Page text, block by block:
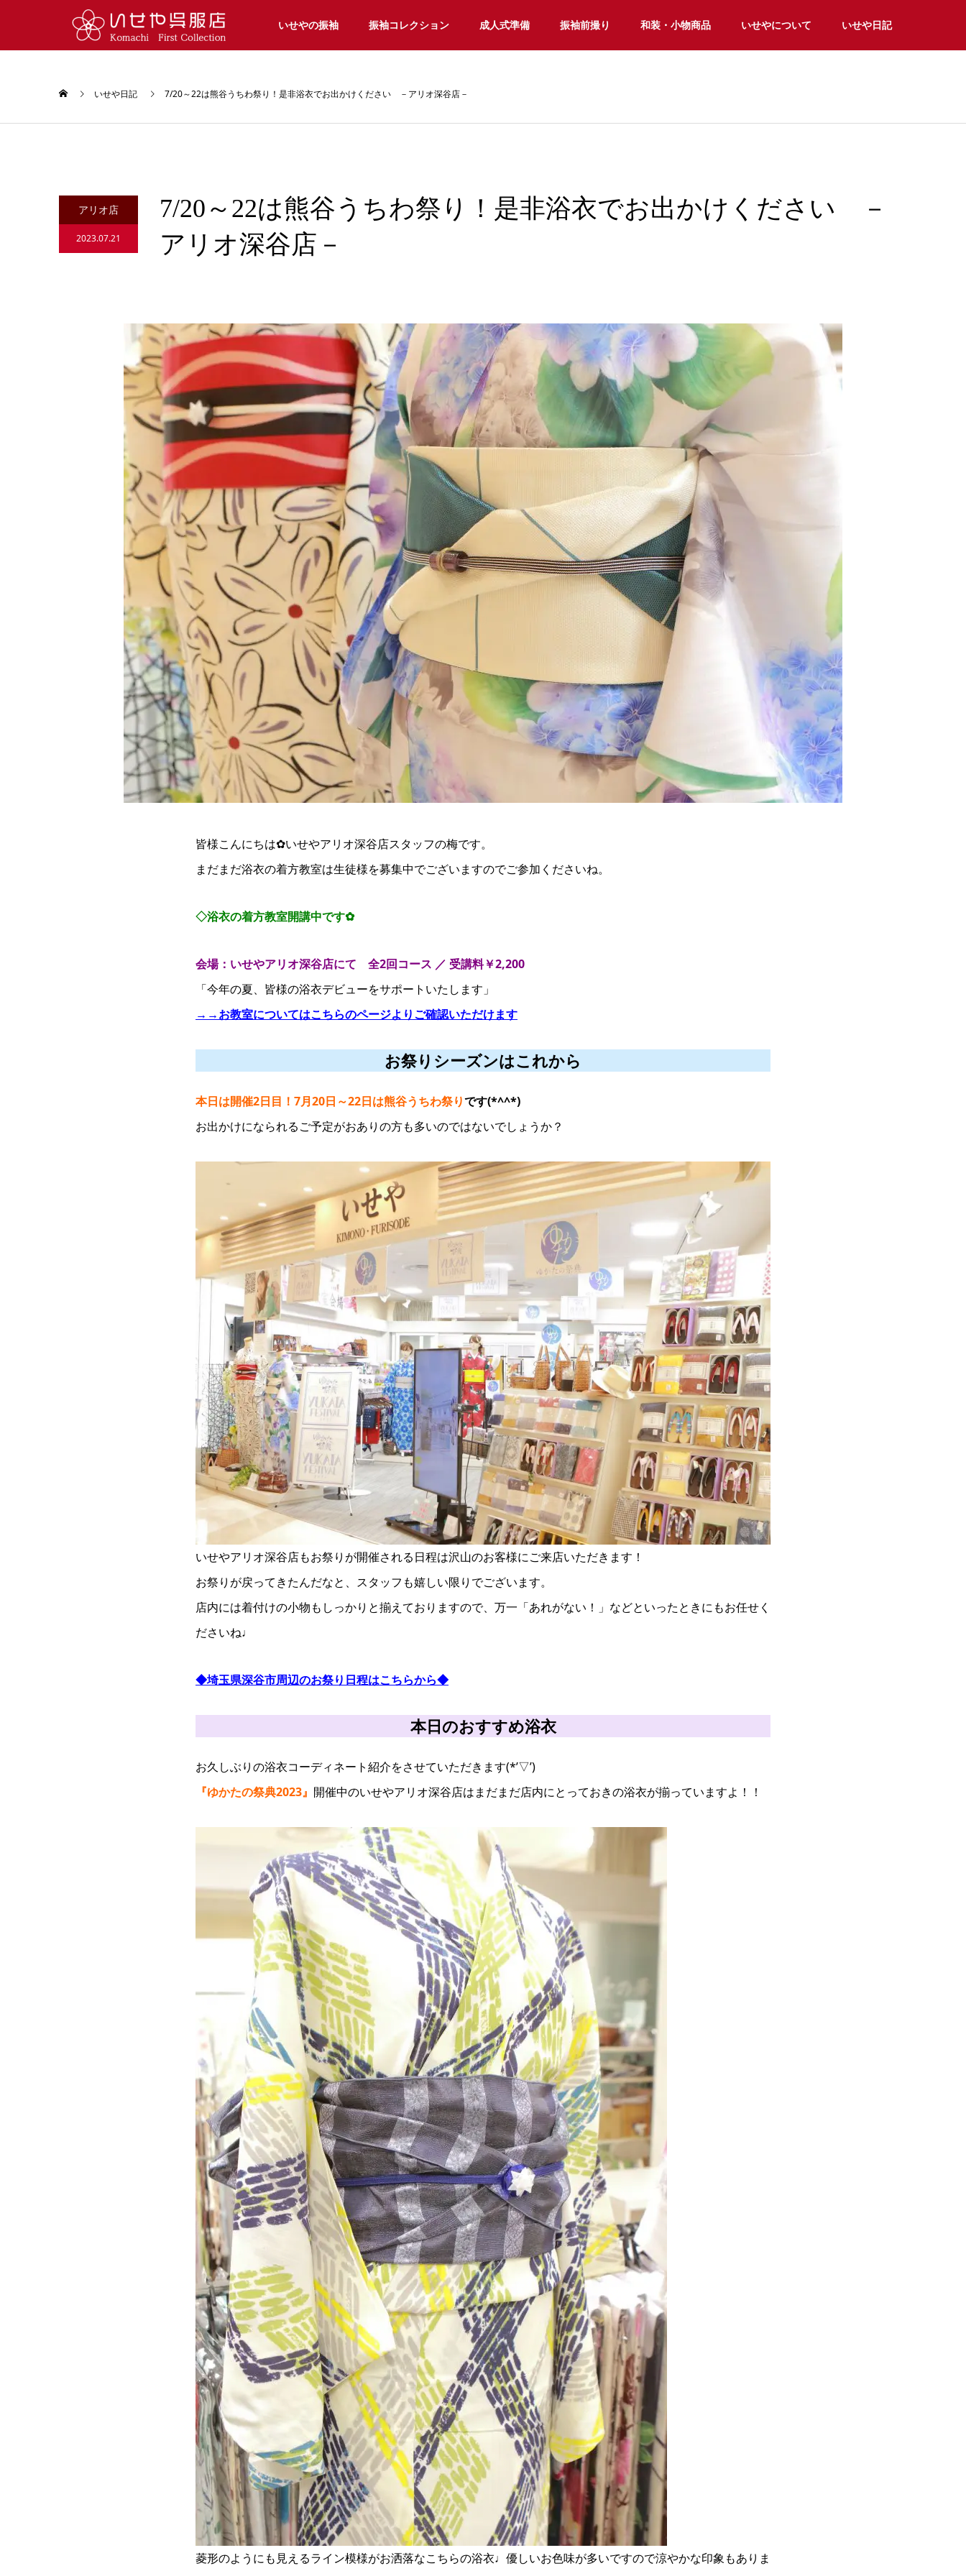
いせやの振袖 振袖コレクション 成人式準備 振袖前撮り 和装・小物商品 いせやについて いせや日記
いせや日記 7/20～22は熊谷うちわ祭り！是非浴衣でお出かけください －アリオ深谷店－
アリオ店
2023.07.21
7/20～22は熊谷うちわ祭り！是非浴衣でお出かけください －
アリオ深谷店－
皆様こんにちは✿いせやアリオ深谷店スタッフの梅です。
まだまだ浴衣の着方教室は生徒様を募集中でございますのでご参加くださいね。
◇浴衣の着方教室開講中です✿
会場：いせやアリオ深谷店にて 全2回コース ／ 受講料￥2,200
「今年の夏、皆様の浴衣デビューをサポートいたします」
→→お教室についてはこちらのページよりご確認いただけます
お祭りシーズンはこれから
本日は開催2日目！ 7月20日～22日は熊谷うちわ祭りです(*^^*)
お出かけになられるご予定がおありの方も多いのではないでしょうか？
いせやアリオ深谷店もお祭りが開催される日程は沢山のお客様にご来店いただきます！
お祭りが戻ってきたんだなと、スタッフも嬉しい限りでございます。
店内には着付けの小物もしっかりと揃えておりますので、万一「あれがない！」などといったときにもお任せく
ださいね♩
◆埼玉県深谷市周辺のお祭り日程はこちらから◆
本日のおすすめ浴衣
お久しぶりの浴衣コーディネート紹介をさせていただきます(*’▽’)
『ゆかたの祭典2023』 開催中のいせやアリオ深谷店はまだまだ店内にとっておきの浴衣が揃っていますよ！！
菱形のようにも見えるライン模様がお洒落なこちらの浴衣♩優しいお色味が多いですので涼やかな印象もありま